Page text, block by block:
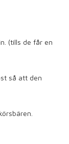
(tills de får en
så att den